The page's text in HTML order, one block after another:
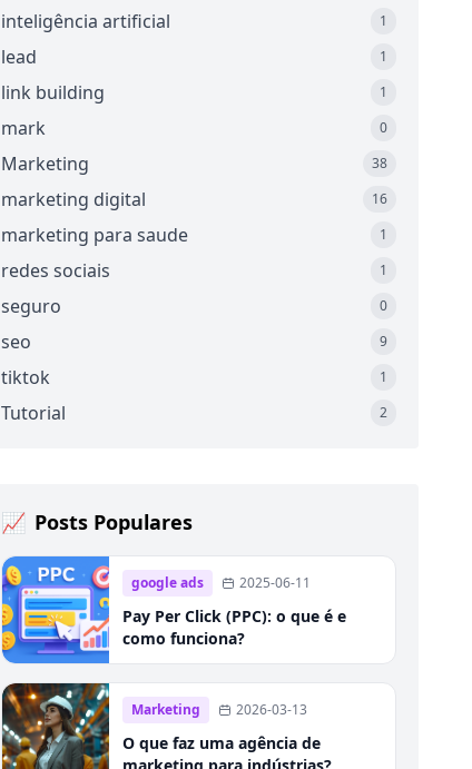
inteligência artificial 1
lead 1
link building 1
mark 0
Marketing 38
marketing digital 16
marketing para saude 1
redes sociais 1
seguro 0
seo 9
tiktok 1
Tutorial 2
📈 Posts Populares
google ads 2025-06-11
Pay Per Click (PPC): o que é e
como funciona?
Marketing 2026-03-13
O que faz uma agência de